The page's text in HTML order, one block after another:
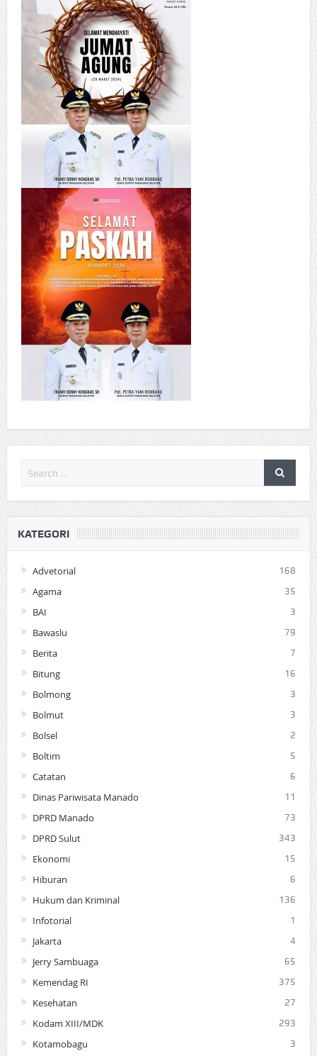
KATEGORI
Advetorial 168
Agama 35
BAI 3
Bawaslu 79
Berita 7
Bitung 16
Bolmong 3
Bolmut 3
Bolsel 2
Boltim 5
Catatan 6
Dinas Pariwisata Manado 11
DPRD Manado 73
DPRD Sulut 343
Ekonomi 15
Hiburan 6
Hukum dan Kriminal 136
Infotorial 1
Jakarta 4
Jerry Sambuaga 65
Kemendag RI 375
Kesehatan 27
Kodam XIII/MDK 293
Kotamobagu 3